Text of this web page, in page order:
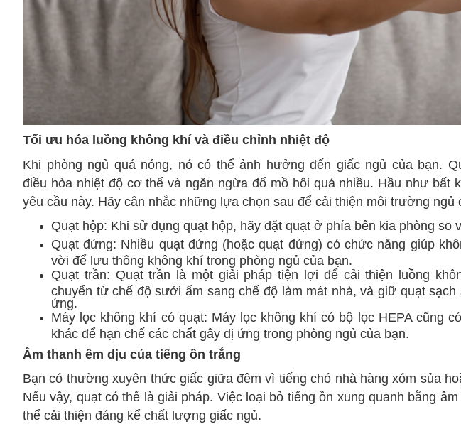
Tối ưu hóa luồng không khí và điều chỉnh nhiệt độ
Khi phòng ngủ quá nóng, nó có thể ảnh hưởng đến giấc ngủ của bạn.
điều hòa nhiệt độ cơ thể và ngăn ngừa đổ mồ hôi quá nhiều. Hầu như bất
yêu cầu này. Hãy cân nhắc những lựa chọn sau để cải thiện môi trường ngủ
Quạt hộp: Khi sử dụng quạt hộp, hãy đặt quạt ở phía bên kia phòng so
Quạt đứng: Nhiều quạt đứng (hoặc quạt đứng) có chức năng giúp
vời để lưu thông không khí trong phòng ngủ của bạn.
Quạt trần: Quạt trần là một giải pháp tiện lợi để cải thiện luồng
chuyển từ chế độ sưởi ấm sang chế độ làm mát nhà, và giữ quạt
ứng.
Máy lọc không khí có quạt: Máy lọc không khí có bộ lọc HEPA cũng
khác để hạn chế các chất gây dị ứng trong phòng ngủ của bạn.
Âm thanh êm dịu của tiếng ồn trắng
Bạn có thường xuyên thức giấc giữa đêm vì tiếng chó nhà hàng xóm sủa
Nếu vậy, quạt có thể là giải pháp. Việc loại bỏ tiếng ồn xung quanh bằng
thể cải thiện đáng kể chất lượng giấc ngủ.